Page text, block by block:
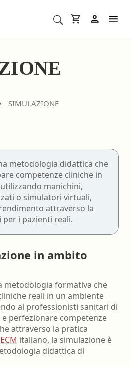
SIMULAZIONE
metodologia didattica che
competenze cliniche in
manichini,
o simulatori virtuali,
attraverso la
per i pazienti reali.
in ambito
metodologia formativa che
reali in un ambiente
ai professionisti sanitari di
perfezionare competenze
attraverso la pratica
ECM italiano, la simulazione è
didattica di